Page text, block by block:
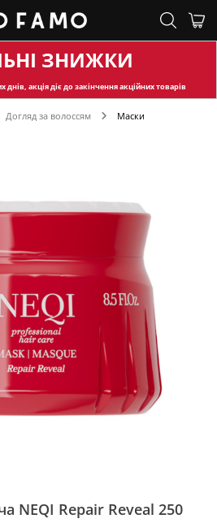
ЗНИЖКИ
днів, акція діє до закінчення акційних товарів
Догляд за волоссям Маски
NEQI Repair Reveal 250